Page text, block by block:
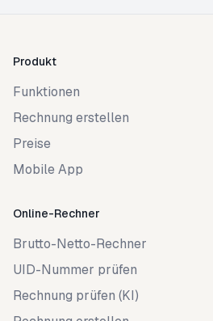
Produkt
Funktionen
Rechnung erstellen
Preise
Mobile App
Online-Rechner
Brutto-Netto-Rechner
UID-Nummer prüfen
Rechnung prüfen (KI)